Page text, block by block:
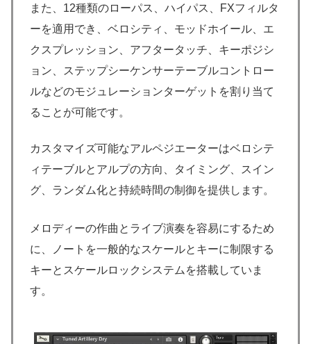
また、12種類のローパス、ハイパス、FXフィルタ
ーを適用でき、ベロシティ、モッドホイール、エ
クスプレッション、アフタータッチ、キーポジシ
ョン、ステップシーケンサーテーブルコントロー
ルなどのモジュレーションターゲットを割り当て
ることが可能です。
カスタマイズ可能なアルペジエーターはベロシテ
ィテーブルとアルプの方向、タイミング、スイン
グ、ランダム化と持続時間の制御を提供します。
メロディーの作曲とライブ演奏を容易にするため
に、ノートを一般的なスケールとキーに制限する
キーとスケールロックシステムを搭載していま
す。